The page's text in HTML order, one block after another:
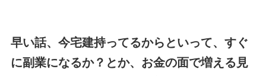
早い話、今宅建持ってるからといって、すぐ
に副業になるか？とか、お金の面で増える見